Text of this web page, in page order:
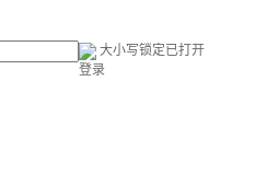
大小写锁定已打开
登录